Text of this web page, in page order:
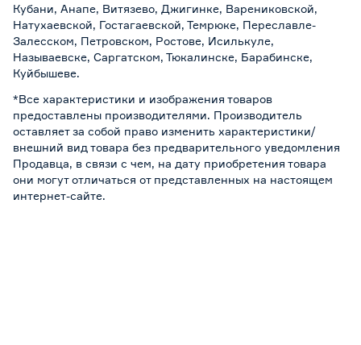
Кубани, Анапе, Витязево, Джигинке, Варениковской,
Натухаевской, Гостагаевской, Темрюке, Переславле-
Залесском, Петровском, Ростове, Исилькуле,
Называевске, Саргатском, Тюкалинске, Барабинске,
Куйбышеве.
*Все характеристики и изображения товаров
предоставлены производителями. Производитель
оставляет за собой право изменить характеристики/
внешний вид товара без предварительного уведомления
Продавца, в связи с чем, на дату приобретения товара
они могут отличаться от представленных на настоящем
интернет-сайте.